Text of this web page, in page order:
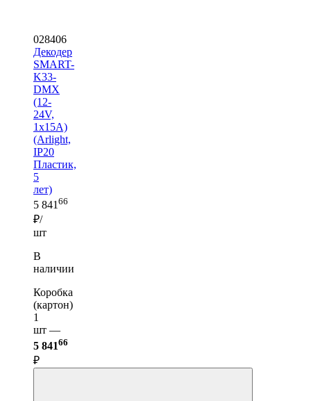
028406
Декодер
SMART-
K33-
DMX
(12-
24V,
1x15A)
(Arlight,
IP20
Пластик,
5
лет)
5 841 66
₽/
шт
В
наличии
Коробка
(картон)
1
шт —
5 84166
₽